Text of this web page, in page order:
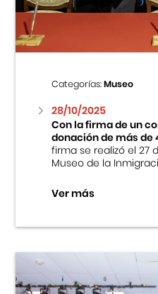
Categorías:Museo
28/10/2025
Con la firma de un
donación de más de
firma se realizó el 27
Museo de la
Ver más